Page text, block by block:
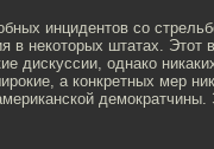
инцидентов со
в некоторых штатах. Этот
дискуссии, однако
а конкретных мер
демократчины.